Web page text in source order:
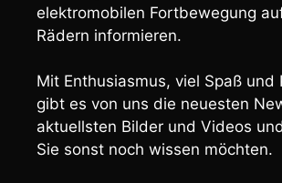
elektromobilen Fortbewegung
Rädern informieren.
Mit Enthusiasmus, viel Spaß und
gibt es von uns die neuesten
aktuellsten Bilder und Videos
Sie sonst noch wissen möchten.